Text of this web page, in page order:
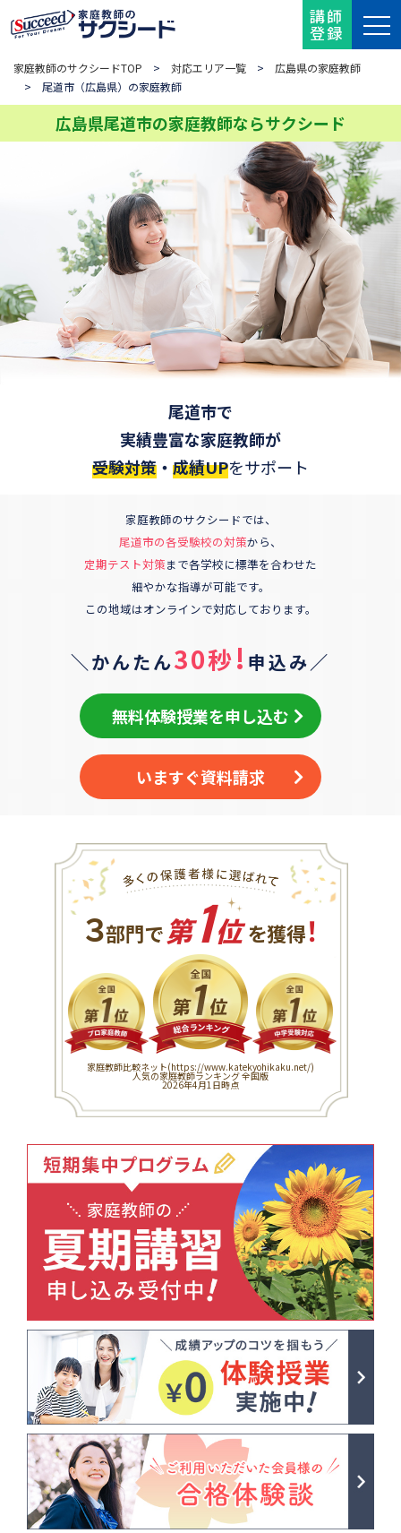
講師
登録
家庭教師のサクシードTOP > 対応エリア一覧 > 広島県の家庭教師
> 尾道市（広島県）の家庭教師
広島県尾道市の家庭教師ならサクシード
尾道市で
実績豊富な家庭教師が
受験対策 ・ 成績UPをサポート
家庭教師のサクシードでは、
尾道市の各受験校の対策から、
定期テスト対策まで各学校に標準を合わせた
細やかな指導が可能です。
この地域はオンラインで対応しております。
＼かんたん30秒! 申込み／
無料体験授業を申し込む
いますぐ資料請求
３部門で 第1位を獲得！
家庭教師比較ネット(https://www.katekyohikaku.net/)
人気の家庭教師ランキング 全国版
2026年4月1日時点